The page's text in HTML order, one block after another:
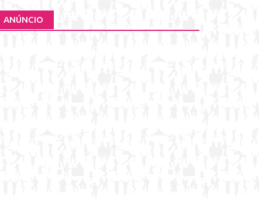
ANÚNCIO